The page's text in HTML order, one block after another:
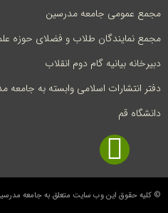
مجمع عمومی جامعه مدرسین
مجمع نمایندگان طلاب و فضلای حوزه
دبیرخانه بیانیه گام دوم انقلاب
دفتر انتشارات اسلامی وابسته به جامعه
دانشگاه قم
© کلیه حقوق این وب سایت متعلق به جامعه